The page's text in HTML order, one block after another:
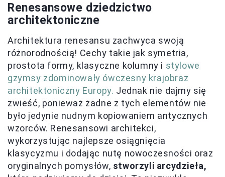
Renesansowe dziedzictwo
architektoniczne
Architektura renesansu zachwyca swoją
różnorodnością! Cechy takie jak symetria,
prostota formy, klasyczne kolumny i stylowe
gzymsy zdominowały ówczesny krajobraz
architektoniczny Europy. Jednak nie dajmy się
zwieść, ponieważ żadne z tych elementów nie
było jedynie nudnym kopiowaniem antycznych
wzorców. Renesansowi architekci,
wykorzystując najlepsze osiągnięcia
klasycyzmu i dodając nutę nowoczesności oraz
oryginalnych pomysłów, stworzyli arcydzieła,